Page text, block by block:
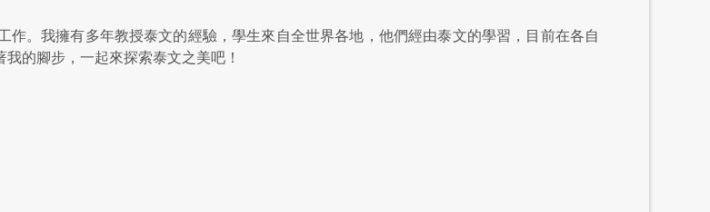
。我擁有多年教授泰文的經驗，學生來自全世界各地，他們經由泰文的學習，目前在各自
的腳步，一起來探索泰文之美吧！